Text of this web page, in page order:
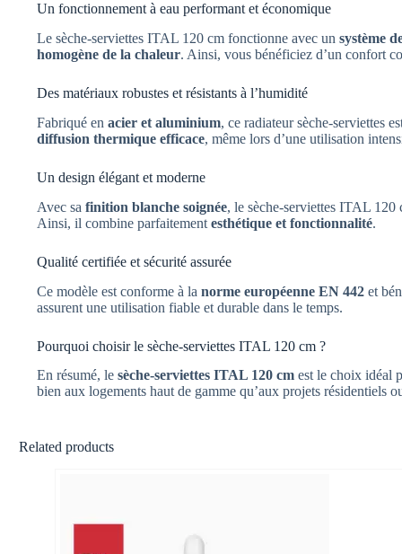
Un fonctionnement à eau performant et économique
Le sèche-serviettes ITAL 120 cm fonctionne avec un système
homogène de la chaleur. Ainsi, vous bénéficiez d’un confort
Des matériaux robustes et résistants à l’humidité
Fabriqué en acier et aluminium, ce radiateur sèche-serviettes
diffusion thermique efficace, même lors d’une utilisation
Un design élégant et moderne
Avec sa finition blanche soignée, le sèche-serviettes ITAL 120
Ainsi, il combine parfaitement esthétique et fonctionnalité.
Qualité certifiée et sécurité assurée
Ce modèle est conforme à la norme européenne EN 442 et
assurent une utilisation fiable et durable dans le temps.
Pourquoi choisir le sèche-serviettes ITAL 120 cm ?
En résumé, le sèche-serviettes ITAL 120 cm est le choix idéal
bien aux logements haut de gamme qu’aux projets résidentiels
Related products